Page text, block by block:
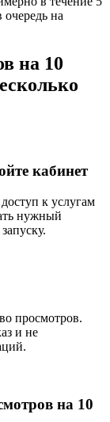
очередь на
на 10
кабинет
к услугам
нужный
просмотров.
и не
на 10